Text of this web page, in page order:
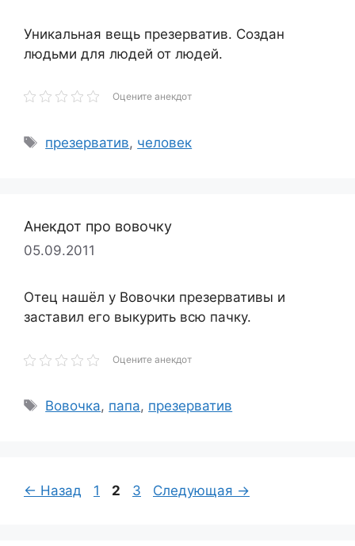
Уникальная вещь презерватив. Создан
людьми для людей от людей.
Оцените анекдот
Метки
презерватив, человек
Анекдот про вовочку
05.09.2011
Отец нашёл у Вовочки презервативы и
заставил его выкурить всю пачку.
Оцените анекдот
Метки
Вовочка, папа, презерватив
← Назад Страница
1 Страница
2 Страница
3 Следующая →